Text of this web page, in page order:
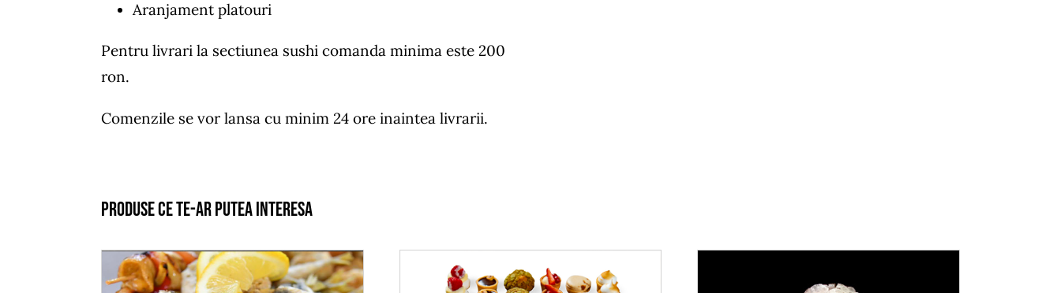
Aranjament platouri
Pentru livrari la sectiunea sushi comanda minima este 200
ron.
Comenzile se vor lansa cu minim 24 ore inaintea livrarii.
Produse ce te-ar putea interesa